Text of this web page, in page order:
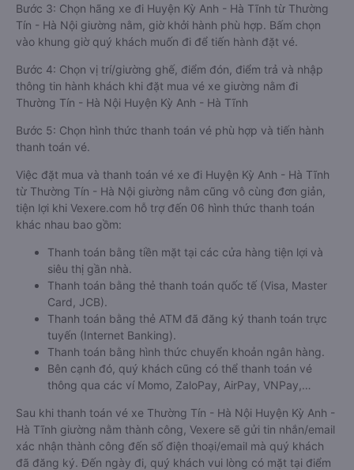
Bước 3: Chọn hãng xe đi Huyện Kỳ Anh - Hà Tĩnh từ Thường
Tín - Hà Nội giường nằm, giờ khởi hành phù hợp. Bấm chọn
vào khung giờ quý khách muốn đi để tiến hành đặt vé.
Bước 4: Chọn vị trí/giường ghế, điểm đón, điểm trả và nhập
thông tin hành khách khi đặt mua vé xe giường nằm đi
Thường Tín - Hà Nội Huyện Kỳ Anh - Hà Tĩnh
Bước 5: Chọn hình thức thanh toán vé phù hợp và tiến hành
thanh toán vé.
Việc đặt mua và thanh toán vé xe đi Huyện Kỳ Anh - Hà Tĩnh
từ Thường Tín - Hà Nội giường nằm cũng vô cùng đơn giản,
tiện lợi khi Vexere.com hỗ trợ đến 06 hình thức thanh toán
khác nhau bao gồm:
Thanh toán bằng tiền mặt tại các cửa hàng tiện lợi và
siêu thị gần nhà.
Thanh toán bằng thẻ thanh toán quốc tế (Visa, Master
Card, JCB).
Thanh toán bằng thẻ ATM đã đăng ký thanh toán trực
tuyến (Internet Banking).
Thanh toán bằng hình thức chuyển khoản ngân hàng.
Bên cạnh đó, quý khách cũng có thể thanh toán vé
thông qua các ví Momo, ZaloPay, AirPay, VNPay,…
Sau khi thanh toán vé xe Thường Tín - Hà Nội Huyện Kỳ Anh -
Hà Tĩnh giường nằm thành công, Vexere sẽ gửi tin nhắn/email
xác nhận thành công đến số điện thoại/email mà quý khách
đã đăng ký. Đến ngày đi, quý khách vui lòng có mặt tại điểm